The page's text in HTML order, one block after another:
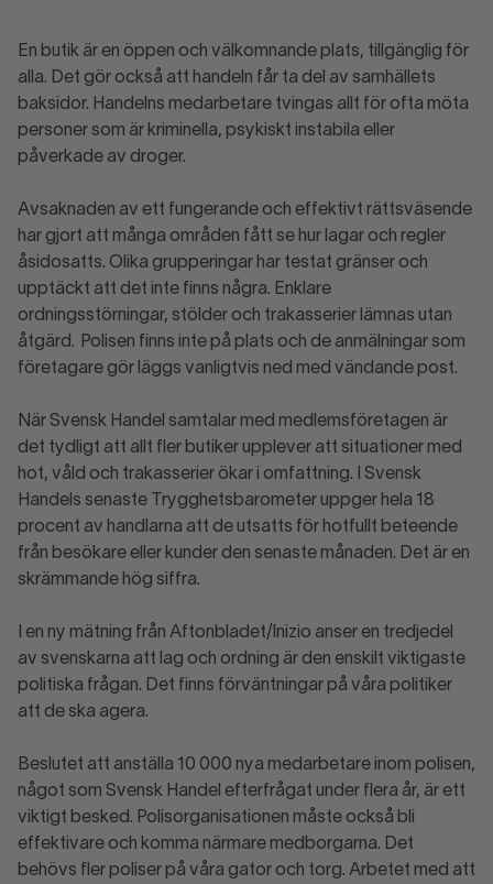
En butik är en öppen och välkomnande plats, tillgänglig för
alla. Det gör också att handeln får ta del av samhällets
baksidor. Handelns medarbetare tvingas allt för ofta möta
personer som är kriminella, psykiskt instabila eller
påverkade av droger.
Avsaknaden av ett fungerande och effektivt rättsväsende
har gjort att många områden fått se hur lagar och regler
åsidosatts. Olika grupperingar har testat gränser och
upptäckt att det inte finns några. Enklare
ordningsstörningar, stölder och trakasserier lämnas utan
åtgärd. Polisen finns inte på plats och de anmälningar som
företagare gör läggs vanligtvis ned med vändande post.
När Svensk Handel samtalar med medlemsföretagen är
det tydligt att allt fler butiker upplever att situationer med
hot, våld och trakasserier ökar i omfattning. I Svensk
Handels senaste Trygghetsbarometer uppger hela 18
procent av handlarna att de utsatts för hotfullt beteende
från besökare eller kunder den senaste månaden. Det är en
skrämmande hög siffra.
I en ny mätning från Aftonbladet/Inizio anser en tredjedel
av svenskarna att lag och ordning är den enskilt viktigaste
politiska frågan. Det finns förväntningar på våra politiker
att de ska agera.
Beslutet att anställa 10 000 nya medarbetare inom polisen,
något som Svensk Handel efterfrågat under flera år, är ett
viktigt besked. Polisorganisationen måste också bli
effektivare och komma närmare medborgarna. Det
behövs fler poliser på våra gator och torg. Arbetet med att